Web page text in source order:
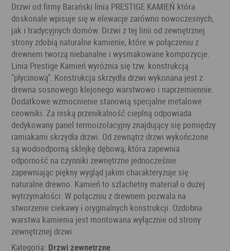
Drzwi od firmy Barański linia PRESTIGE KAMIEŃ która
doskonale wpisuje się w elewacje zarówno nowoczesnych,
jak i tradycyjnych domów. Drzwi z tej linii od zewnętrznej
strony zdobią naturalne kamienie, które w połączeniu z
drewnem tworzą niebanalne i wysmakowane kompozycje.
Linia Prestige Kamień wyróżnia się tzw. konstrukcją
"płycinową". Konstrukcja skrzydła drzwi wykonana jest z
drewna sosnowego klejonego warstwowo i naprzemiennie.
Dodatkowe wzmocnienie stanowią specjalne metalowe
ceowniki. Za niską przenikalność cieplną odpowiada
dedykowany panel termoizolacyjny znajdujący się pomiędzy
ramiakami skrzydła drzwi. Od zewnątrz drzwi wykończone
są wodoodporną sklejkę dębową, która zapewnia
odporność na czynniki zewnętrzne jednocześnie
zapewniając piękny wygląd jakim charakteryzuje się
naturalne drewno. Kamień to szlachetny materiał o dużej
wytrzymałości. W połączniu z drewnem pozwala na
stworzenie ciekawy i oryginalnych konstrukcji. Ozdobna
warstwa kamienia jest montowana wyłącznie od strony
zewnętrznej drzwi.
Kategoria: Drzwi zewnętrzne